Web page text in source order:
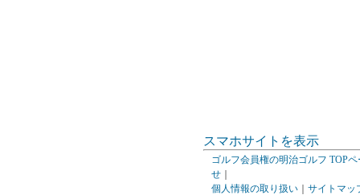
スマホサイトを表示
ゴルフ会員権の明治ゴルフ TOPペ
せ
個人情報の取り扱い
サイトマッ